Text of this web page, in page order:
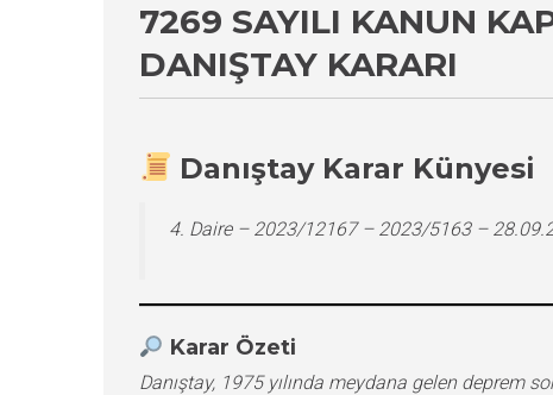
7269 SAYILI KANUN
DANIŞTAY KARARI
Danıştay Karar Künyesi
4. Daire – 2023/12167 – 2023/5163 –
Karar Özeti
Danıştay, 1975 yılında meydana gelen deprem